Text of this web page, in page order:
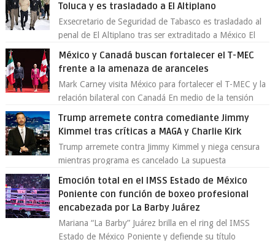
Toluca y es trasladado a El Altiplano
Exsecretario de Seguridad de Tabasco es trasladado al
penal de El Altiplano tras ser extraditado a México El
México y Canadá buscan fortalecer el T-MEC
frente a la amenaza de aranceles
Mark Carney visita México para fortalecer el T-MEC y la
relación bilateral con Canadá En medio de la tensión
Trump arremete contra comediante Jimmy
Kimmel tras críticas a MAGA y Charlie Kirk
Trump arremete contra Jimmy Kimmel y niega censura
mientras programa es cancelado La supuesta
Emoción total en el IMSS Estado de México
Poniente con función de boxeo profesional
encabezada por La Barby Juárez
Mariana “La Barby” Juárez brilla en el ring del IMSS
Estado de México Poniente y defiende su título